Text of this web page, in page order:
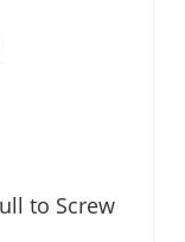
to Screw